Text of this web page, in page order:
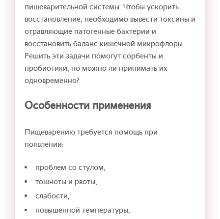
пищеварительной системы. Чтобы ускорить
восстановление, необходимо вывести токсины и
отравляющие патогенные бактерии и
восстановить баланс кишечной микрофлоры.
Решить эти задачи помогут сорбенты и
пробиотики, но можно ли принимать их
одновременно?
Особенности применения
Пищеварению требуется помощь при
появлении:
проблем со стулом,
тошноты и рвоты,
слабости,
повышенной температуры,